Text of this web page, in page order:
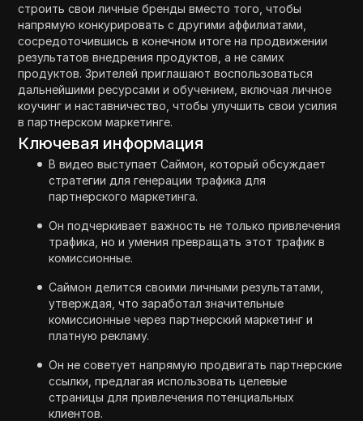
строить свои личные бренды вместо того, чтобы
напрямую конкурировать с другими аффилиатами,
сосредоточившись в конечном итоге на продвижении
результатов внедрения продуктов, а не самих
продуктов. Зрителей приглашают воспользоваться
дальнейшими ресурсами и обучением, включая личное
коучинг и наставничество, чтобы улучшить свои усилия
в партнерском маркетинге.
Ключевая информация
В видео выступает Саймон, который обсуждает
стратегии для генерации трафика для
партнерского маркетинга.
Он подчеркивает важность не только привлечения
трафика, но и умения превращать этот трафик в
комиссионные.
Саймон делится своими личными результатами,
утверждая, что заработал значительные
комиссионные через партнерский маркетинг и
платную рекламу.
Он не советует напрямую продвигать партнерские
ссылки, предлагая использовать целевые
страницы для привлечения потенциальных
клиентов.